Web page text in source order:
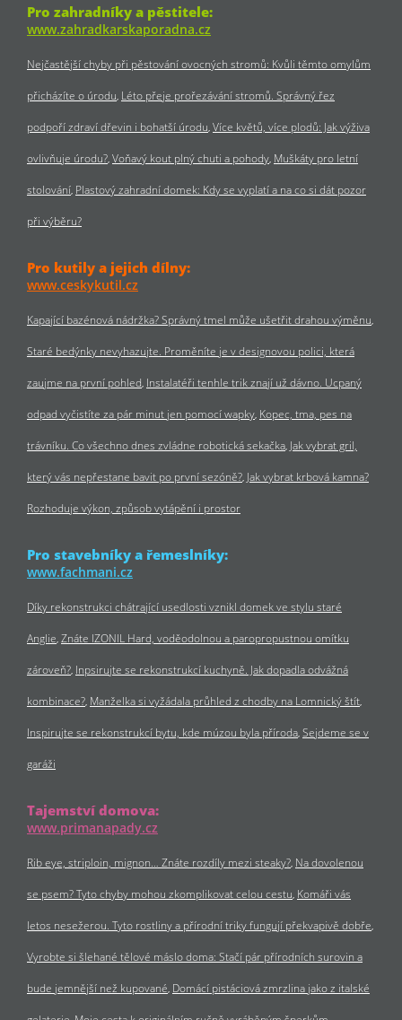
Pro zahradníky a pěstitele:
www.zahradkarskaporadna.cz
Nejčastější chyby při pěstování ovocných stromů: Kvůli těmto omylům
přicházíte o úrodu Léto přeje prořezávání stromů. Správný řez
podpoří zdraví dřevin i bohatší úrodu Více květů, více plodů: Jak výživa
ovlivňuje úrodu? Voňavý kout plný chuti a pohody Muškáty pro letní
stolování Plastový zahradní domek: Kdy se vyplatí a na co si dát pozor
při výběru?
Pro kutily a jejich dílny:
www.ceskykutil.cz
Kapající bazénová nádržka? Správný tmel může ušetřit drahou výměnu
Staré bedýnky nevyhazujte. Proměníte je v designovou polici, která
zaujme na první pohled Instalatéři tenhle trik znají už dávno. Ucpaný
odpad vyčistíte za pár minut jen pomocí wapky Kopec, tma, pes na
trávníku. Co všechno dnes zvládne robotická sekačka Jak vybrat gril,
který vás nepřestane bavit po první sezóně? Jak vybrat krbová kamna?
Rozhoduje výkon, způsob vytápění i prostor
Pro stavebníky a řemeslníky:
www.fachmani.cz
Díky rekonstrukci chátrající usedlosti vznikl domek ve stylu staré
Anglie Znáte IZONIL Hard, voděodolnou a paropropustnou omítku
zároveň? Inpsirujte se rekonstrukcí kuchyně. Jak dopadla odvážná
kombinace? Manželka si vyžádala průhled z chodby na Lomnický štít
Inspirujte se rekonstrukcí bytu, kde múzou byla příroda Sejdeme se v
garáži
Tajemství domova:
www.primanapady.cz
Rib eye, striploin, mignon… Znáte rozdíly mezi steaky? Na dovolenou
se psem? Tyto chyby mohou zkomplikovat celou cestu Komáři vás
letos nesežerou. Tyto rostliny a přírodní triky fungují překvapivě dobře
Vyrobte si šlehané tělové máslo doma: Stačí pár přírodních surovin a
bude jemnější než kupované Domácí pistáciová zmrzlina jako z italské